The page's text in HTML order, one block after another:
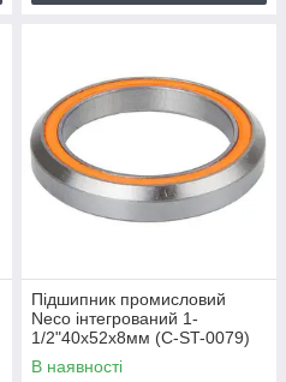
Підшипник промисловий
Neco інтегрований 1-
1/2"40х52х8мм (C-ST-0079)
В наявності